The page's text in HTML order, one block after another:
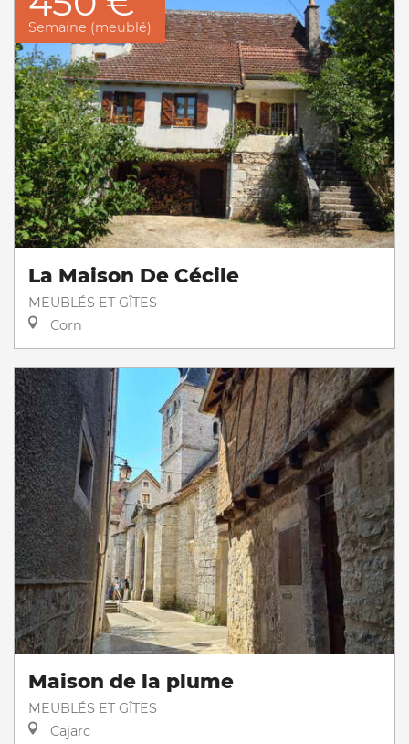
Semaine (meublé)
La Maison De Cécile
MEUBLÉS ET GÎTES
Corn
Maison de la plume
MEUBLÉS ET GÎTES
Cajarc